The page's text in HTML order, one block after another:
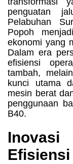
penguatan
Pelabuhan
Popoh
ekonomi yang
Dalam era
efisiensi
tambah,
kunci utama
mesin berat
penggunaan
B40.
Inovasi